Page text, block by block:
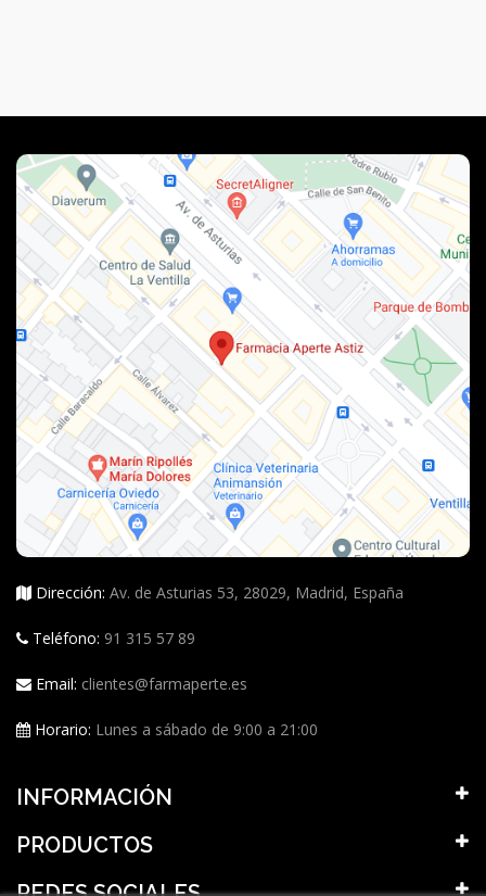
Dirección: Av. de Asturias 53, 28029, Madrid, España
Teléfono: 91 315 57 89
Email: clientes@farmaperte.es
Horario: Lunes a sábado de 9:00 a 21:00
INFORMACIÓN
PRODUCTOS